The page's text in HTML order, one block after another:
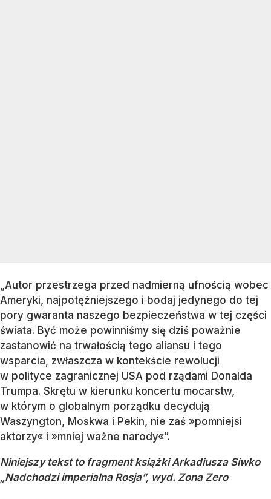
„Autor przestrzega przed nadmierną ufnością wobec
Ameryki, najpotężniejszego i bodaj jedynego do tej
pory gwaranta naszego bezpieczeństwa w tej części
świata. Być może powinniśmy się dziś poważnie
zastanowić na trwałością tego aliansu i tego
wsparcia, zwłaszcza w kontekście rewolucji
w polityce zagranicznej USA pod rządami Donalda
Trumpa. Skrętu w kierunku koncertu mocarstw,
w którym o globalnym porządku decydują
Waszyngton, Moskwa i Pekin, nie zaś »pomniejsi
aktorzy« i »mniej ważne narody«”.
Niniejszy tekst to fragment książki Arkadiusza Siwko
„Nadchodzi imperialna Rosja”, wyd. Zona Zero